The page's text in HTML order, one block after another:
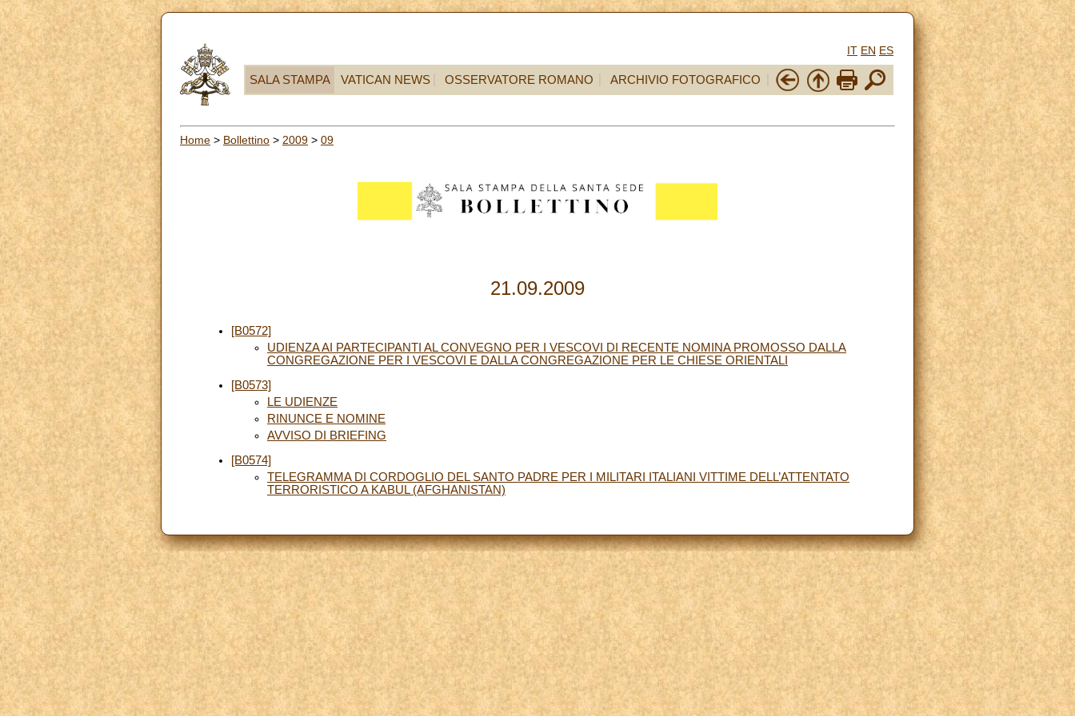
IT EN ES
SALA STAMPA VATICAN NEWS OSSERVATORE ROMANO ARCHIVIO FOTOGRAFICO
Home > Bollettino > 2009 > 09
21.09.2009
[B0572]
UDIENZA AI PARTECIPANTI AL CONVEGNO PER I VESCOVI DI RECENTE NOMINA PROMOSSO DALLA
CONGREGAZIONE PER I VESCOVI E DALLA CONGREGAZIONE PER LE CHIESE ORIENTALI
[B0573]
LE UDIENZE
RINUNCE E NOMINE
AVVISO DI BRIEFING
[B0574]
TELEGRAMMA DI CORDOGLIO DEL SANTO PADRE PER I MILITARI ITALIANI VITTIME DELL’ATTENTATO
TERRORISTICO A KABUL (AFGHANISTAN)